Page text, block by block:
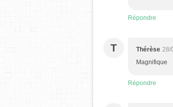
Répondre
T Thérèse 28/
Magnifique
Répondre